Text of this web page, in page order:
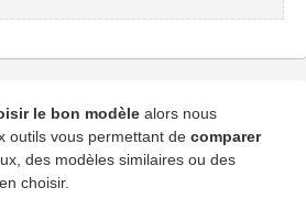
le bon modèle alors nous
outils vous permettant de comparer
des modèles similaires ou des
choisir.